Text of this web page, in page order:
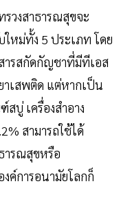
วงสาธารณสุขจะ
หม่ทั้ง 5 ประเภท โดย
รสกัดกัญชาที่มีทีเอส
าเสพติด แต่หากเป็น
บู่ เครื่องสำอาง
สามารถใช้ได้
ารณสุขหรือ
ค์การอนามัยโลกก็